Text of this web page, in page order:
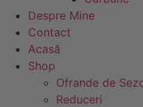
Despre Mine
Contact
Acasă
Shop
Ofrande de
Reduceri